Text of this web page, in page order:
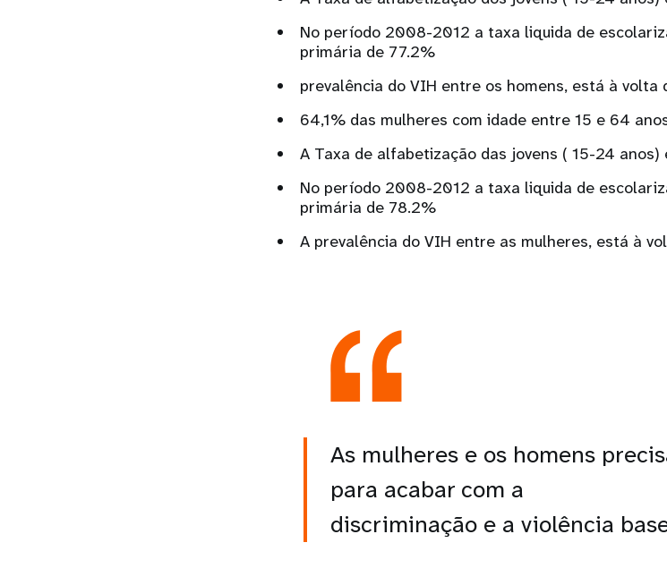
No período 2008-2012 a taxa liquida de
primária de 77.2%
prevalência do VIH entre os homens, está à volta
64,1% das mulheres com idade entre 15 e 64
A Taxa de alfabetização das jovens ( 15-24 anos)
No período 2008-2012 a taxa liquida de
primária de 78.2%
A prevalência do VIH entre as mulheres, está à
As mulheres e os homens
para acabar com a
discriminação e a violência